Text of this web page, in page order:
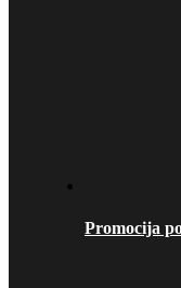
Promocija